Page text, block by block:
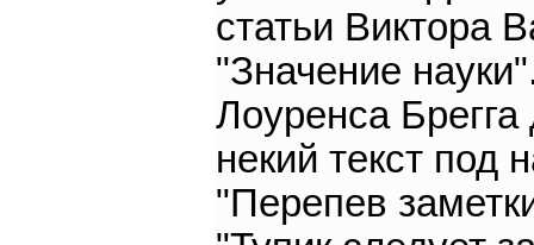
статьи Виктора
"Значение
Лоуренса
некий текст под
"Перепев